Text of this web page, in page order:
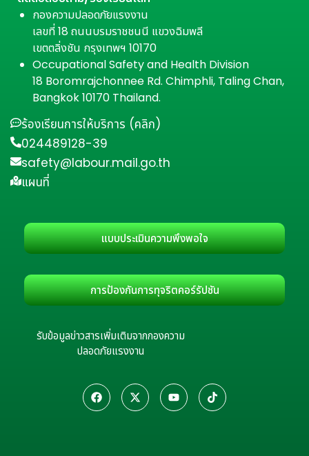
กองความปลอดภัยแรงงาน
เลขที่ 18 ถนนบรมราชชนนี แขวงฉิมพลี
เขตตลิ่งชัน กรุงเทพฯ 10170
Occupational Safety and Health Division
18 Boromrajchonnee Rd. Chimphli, Taling Chan,
Bangkok 10170 Thailand.
ร้องเรียนการให้บริการ (คลิก)
024489128-39
safety@labour.mail.go.th
แผนที่
แบบประเมินความพึงพอใจ
การป้องกันการทุจริตคอร์รัปชัน
รับข้อมูลข่าวสารเพิ่มเติมจากกองความ
ปลอดภัยแรงงาน